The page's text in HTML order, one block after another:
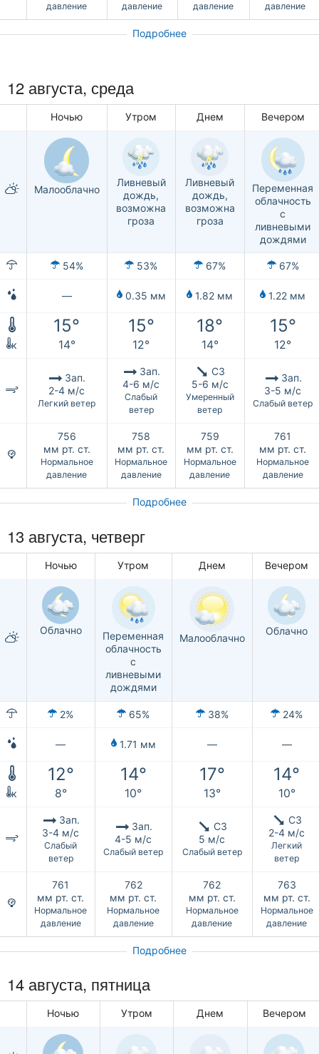
давление
давление
давление
давление
Подробнее
12 августа, среда
Ночью Утром Днем Вечером
Малооблачно
Ливневый
дождь,
возможна
гроза
Ливневый
дождь,
возможна
гроза
Переменная
облачность
с
ливневыми
дождями
54% 53% 67% 67%
— 0.35 мм 1.82 мм 1.22 мм
15° 15° 18° 15°
к 14° 12° 14° 12°
Зап.
2-4 м/с
Легкий ветер
Зап.
4-6 м/с
Слабый
ветер
СЗ
5-6 м/с
Умеренный
ветер
Зап.
3-5 м/с
Слабый ветер
756
мм рт. ст.
Нормальное
давление
758
мм рт. ст.
Нормальное
давление
759
мм рт. ст.
Нормальное
давление
761
мм рт. ст.
Нормальное
давление
Подробнее
13 августа, четверг
Ночью Утром Днем Вечером
Облачно
Переменная
облачность
с
ливневыми
дождями
Малооблачно
Облачно
2% 65% 38% 24%
— 1.71 мм — —
12° 14° 17° 14°
к 8° 10° 13° 10°
Зап.
3-4 м/с
Слабый
ветер
Зап.
4-5 м/с
Слабый ветер
СЗ
5 м/с
Слабый ветер
СЗ
2-4 м/с
Легкий
ветер
761
мм рт. ст.
Нормальное
давление
762
мм рт. ст.
Нормальное
давление
762
мм рт. ст.
Нормальное
давление
763
мм рт. ст.
Нормальное
давление
Подробнее
14 августа, пятница
Ночью Утром Днем Вечером